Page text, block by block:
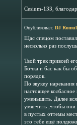
Cesium-133,
Опубликовал: DJ
Щас спецом
несколько раз
Твой трек привсей
Бочка и бас как бы
порядок.
По звукеу
настоящее
уменьшить. Далее
умягчить ,чтобы они
в пустых оттемы
это тебе ещё